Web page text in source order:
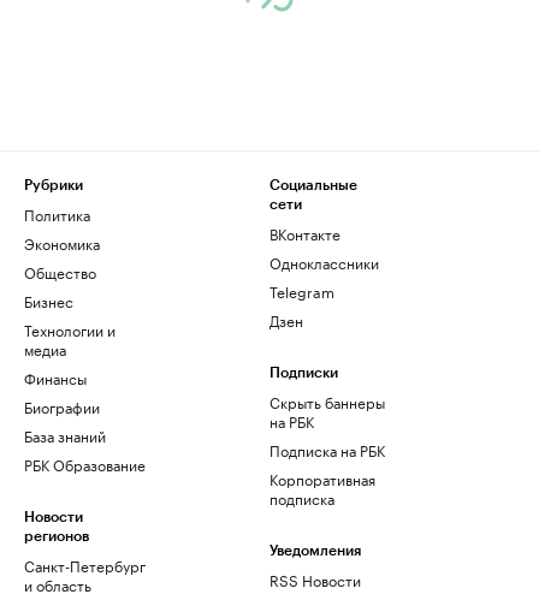
Рубрики
Политика
Экономика
Общество
Бизнес
Технологии и
медиа
Финансы
Биографии
База знаний
РБК Образование
Новости
регионов
Санкт-Петербург
и область
Социальные
сети
ВКонтакте
Одноклассники
Telegram
Дзен
Подписки
Скрыть баннеры
на РБК
Подписка на РБК
Корпоративная
подписка
Уведомления
RSS Новости